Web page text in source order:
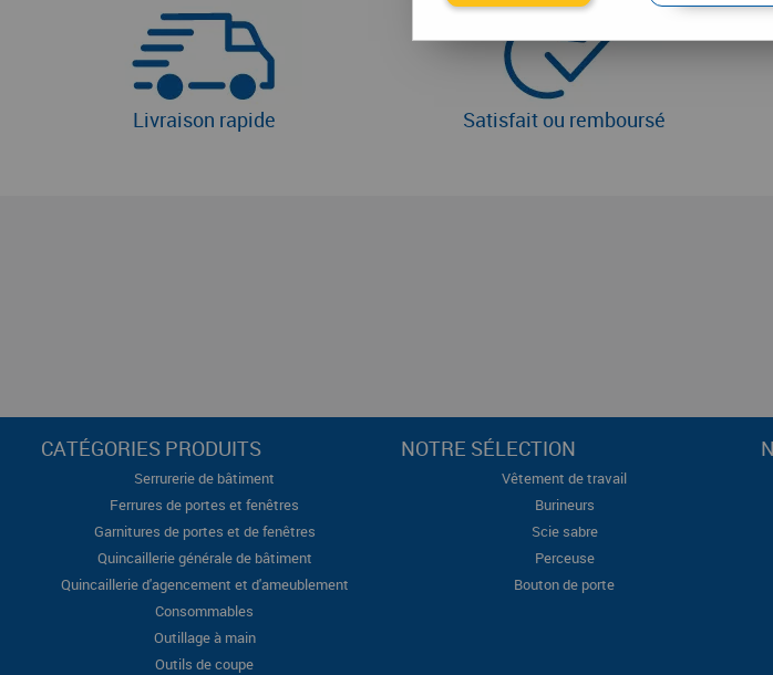
Livraison rapide Satisfait ou remboursé
CATÉGORIES PRODUITS
Serrurerie de bâtiment
Ferrures de portes et fenêtres
Garnitures de portes et de fenêtres
Quincaillerie générale de bâtiment
Quincaillerie d'agencement et d'ameublement
Consommables
Outillage à main
Outils de coupe
NOTRE SÉLECTION
Vêtement de travail
Burineurs
Scie sabre
Perceuse
Bouton de porte